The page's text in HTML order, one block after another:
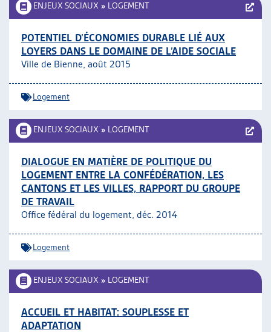
ENJEUX SOCIAUX » LOGEMENT
POTENTIEL D’ÉCONOMIES DURABLE LIÉ AUX
LOYERS DANS LE DOMAINE DE L’AIDE SOCIALE
Ville de Bienne, août 2015
Logement
ENJEUX SOCIAUX » LOGEMENT
DIALOGUE EN MATIÈRE DE POLITIQUE DU
LOGEMENT ENTRE LA CONFÉDÉRATION, LES
CANTONS ET LES VILLES, RAPPORT DU GROUPE
DE TRAVAIL
Office fédéral du logement, déc. 2014
Logement
ENJEUX SOCIAUX » LOGEMENT
ACCUEIL ET HABITAT: SOUPLESSE ET
ADAPTATION